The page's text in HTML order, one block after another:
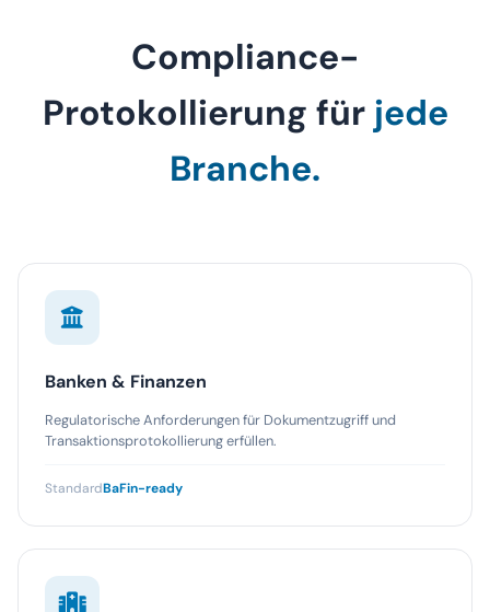
Compliance-
Protokollierung für jede
Branche.
Banken & Finanzen
Regulatorische Anforderungen für Dokumentzugriff und
Transaktionsprotokollierung erfüllen.
StandardBaFin-ready